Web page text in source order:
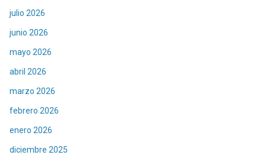
julio 2026
junio 2026
mayo 2026
abril 2026
marzo 2026
febrero 2026
enero 2026
diciembre 2025